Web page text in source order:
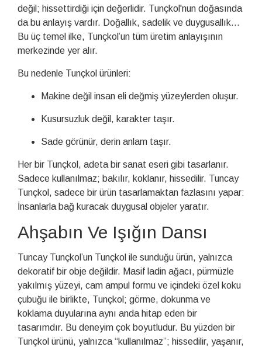
değil; hissettirdiği için değerlidir. Tunçkol'nun doğasında
da bu anlayış vardır. Doğallık, sadelik ve duygusallık…
Bu üç temel ilke, Tunçkol’un tüm üretim anlayışının
merkezinde yer alır.
Bu nedenle Tunçkol ürünleri:
Makine değil insan eli değmiş yüzeylerden oluşur.
Kusursuzluk değil, karakter taşır.
Sade görünür, derin anlam taşır.
Her bir Tunçkol, adeta bir sanat eseri gibi tasarlanır.
Sadece kullanılmaz; bakılır, koklanır, hissedilir. Tuncay
Tunçkol, sadece bir ürün tasarlamaktan fazlasını yapar:
İnsanlarla bağ kuracak duygusal objeler yaratır.
Ahşabın Ve Işığın Dansı
Tuncay Tunçkol’un Tunçkol ile sunduğu ürün, yalnızca
dekoratif bir obje değildir. Masif ladin ağacı, pürmüzle
yakılmış yüzeyi, cam ampul formu ve içindeki özel koku
çubuğu ile birlikte, Tunçkol; görme, dokunma ve
koklama duyularına aynı anda hitap eden bir
tasarımdır. Bu deneyim çok boyutludur. Bu yüzden bir
Tunçkol ürünü, yalnızca “kullanılmaz”; hissedilir, yaşanır,